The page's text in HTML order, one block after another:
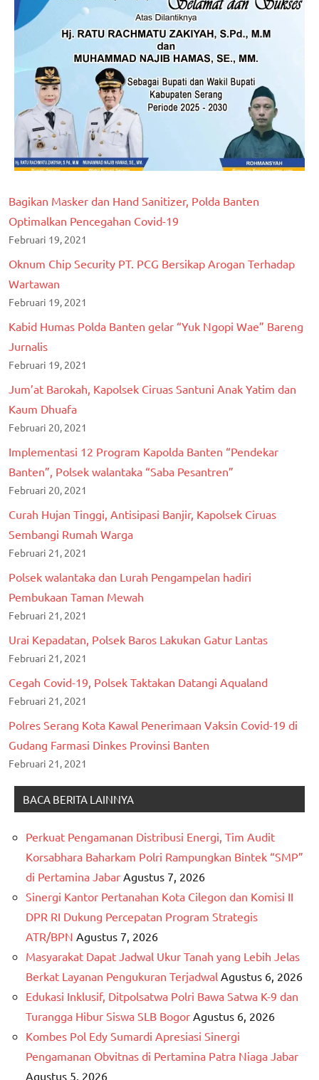
Bagikan Masker dan Hand Sanitizer, Polda Banten
Optimalkan Pencegahan Covid-19
Februari 19, 2021
Oknum Chip Security PT. PCG Bersikap Arogan Terhadap
Wartawan
Februari 19, 2021
Kabid Humas Polda Banten gelar “Yuk Ngopi Wae” Bareng
Jurnalis
Februari 19, 2021
Jum’at Barokah, Kapolsek Ciruas Santuni Anak Yatim dan
Kaum Dhuafa
Februari 20, 2021
Implementasi 12 Program Kapolda Banten “Pendekar
Banten”, Polsek walantaka “Saba Pesantren”
Februari 20, 2021
Curah Hujan Tinggi, Antisipasi Banjir, Kapolsek Ciruas
Sembangi Rumah Warga
Februari 21, 2021
Polsek walantaka dan Lurah Pengampelan hadiri
Pembukaan Taman Mewah
Februari 21, 2021
Urai Kepadatan, Polsek Baros Lakukan Gatur Lantas
Februari 21, 2021
Cegah Covid-19, Polsek Taktakan Datangi Aqualand
Februari 21, 2021
Polres Serang Kota Kawal Penerimaan Vaksin Covid-19 di
Gudang Farmasi Dinkes Provinsi Banten
Februari 21, 2021
BACA BERITA LAINNYA
Perkuat Pengamanan Distribusi Energi, Tim Audit
Korsabhara Baharkam Polri Rampungkan Bintek “SMP”
di Pertamina Jabar Agustus 7, 2026
Sinergi Kantor Pertanahan Kota Cilegon dan Komisi II
DPR RI Dukung Percepatan Program Strategis
ATR/BPN Agustus 7, 2026
Masyarakat Dapat Jadwal Ukur Tanah yang Lebih Jelas
Berkat Layanan Pengukuran Terjadwal Agustus 6, 2026
Edukasi Inklusif, Ditpolsatwa Polri Bawa Satwa K-9 dan
Turangga Hibur Siswa SLB Bogor Agustus 6, 2026
Kombes Pol Edy Sumardi Apresiasi Sinergi
Pengamanan Obvitnas di Pertamina Patra Niaga Jabar
Agustus 5, 2026